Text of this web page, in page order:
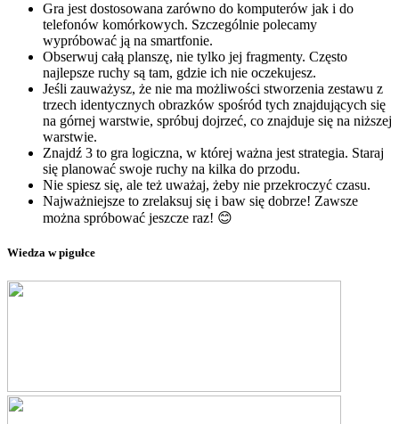
Gra jest dostosowana zarówno do komputerów jak i do
telefonów komórkowych. Szczególnie polecamy
wypróbować ją na smartfonie.
Obserwuj całą planszę, nie tylko jej fragmenty. Często
najlepsze ruchy są tam, gdzie ich nie oczekujesz.
Jeśli zauważysz, że nie ma możliwości stworzenia zestawu z
trzech identycznych obrazków spośród tych znajdujących się
na górnej warstwie, spróbuj dojrzeć, co znajduje się na niższej
warstwie.
Znajdź 3 to gra logiczna, w której ważna jest strategia. Staraj
się planować swoje ruchy na kilka do przodu.
Nie spiesz się, ale też uważaj, żeby nie przekroczyć czasu.
Najważniejsze to zrelaksuj się i baw się dobrze! Zawsze
można spróbować jeszcze raz! 😊
Wiedza w pigułce